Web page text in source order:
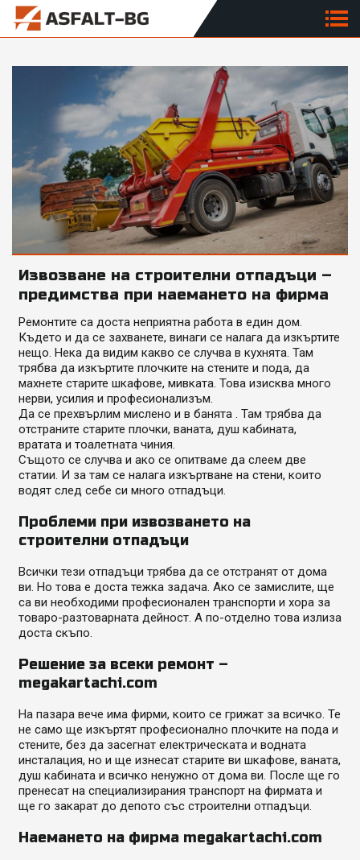
Извозване на строителни отпадъци –
предимства при наемането на фирма
Ремонтите са доста неприятна работа в един дом.
Където и да се захванете, винаги се налага да изкъртите
нещо. Нека да видим какво се случва в кухнята. Там
трябва да изкъртите плочките на стените и пода, да
махнете старите шкафове, мивката. Това изисква много
нерви, усилия и професионализъм.
Да се прехвърлим мислено и в банята . Там трябва да
отстраните старите плочки, ваната, душ кабината,
вратата и тоалетната чиния.
Същото се случва и ако се опитваме да слеем две
статии. И за там се налага изкъртване на стени, които
водят след себе си много отпадъци.
Проблеми при извозването на
строителни отпадъци
Всички тези отпадъци трябва да се отстранят от дома
ви. Но това е доста тежка задача. Ако се замислите, ще
са ви необходими професионален транспорти и хора за
товаро-разтоварната дейност. А по-отделно това излиза
доста скъпо.
Решение за всеки ремонт –
megakartachi.com
На пазара вече има фирми, които се грижат за всичко. Те
не само ще изкъртят професионално плочките на пода и
стените, без да засегнат електрическата и водната
инсталация, но и ще изнесат старите ви шкафове, ваната,
душ кабината и всичко ненужно от дома ви. После ще го
пренесат на специализирания транспорт на фирмата и
ще го закарат до депото със строителни отпадъци.
Наемането на фирма megakartachi.com